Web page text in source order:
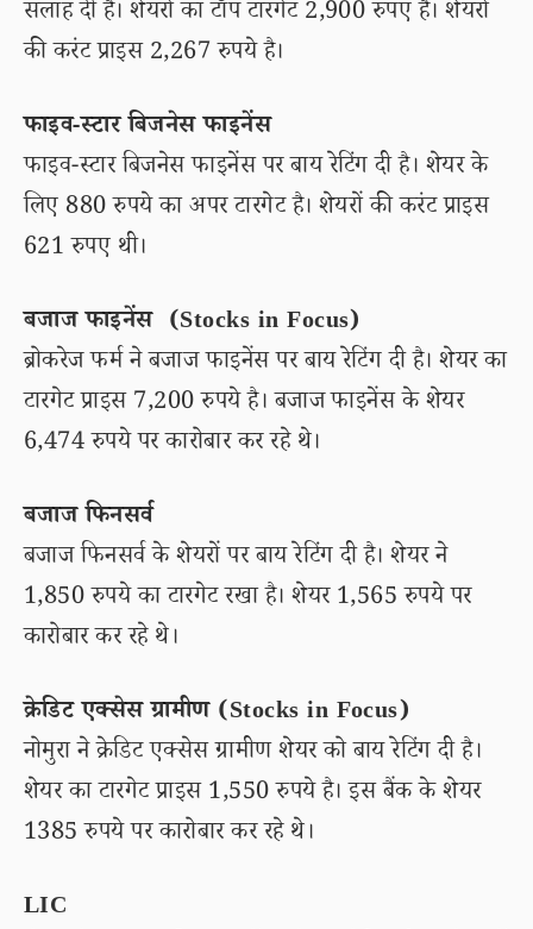
सलाह दी है। शेयरों का टॉप टारगेट 2,900 रुपए है। शेयरों
की करंट प्राइस 2,267 रुपये है।
फाइव-स्टार बिजनेस फाइनेंस
फाइव-स्टार बिजनेस फाइनेंस पर बाय रेटिंग दी है। शेयर के
लिए 880 रुपये का अपर टारगेट है। शेयरों की करंट प्राइस
621 रुपए थी।
बजाज फाइनेंस (Stocks in Focus)
ब्रोकरेज फर्म ने बजाज फाइनेंस पर बाय रेटिंग दी है। शेयर का
टारगेट प्राइस 7,200 रुपये है। बजाज फाइनेंस के शेयर
6,474 रुपये पर कारोबार कर रहे थे।
बजाज फिनसर्व
बजाज फिनसर्व के शेयरों पर बाय रेटिंग दी है। शेयर ने
1,850 रुपये का टारगेट रखा है। शेयर 1,565 रुपये पर
कारोबार कर रहे थे।
क्रेडिट एक्सेस ग्रामीण (Stocks in Focus)
नोमुरा ने क्रेडिट एक्सेस ग्रामीण शेयर को बाय रेटिंग दी है।
शेयर का टारगेट प्राइस 1,550 रुपये है। इस बैंक के शेयर
1385 रुपये पर कारोबार कर रहे थे।
LIC